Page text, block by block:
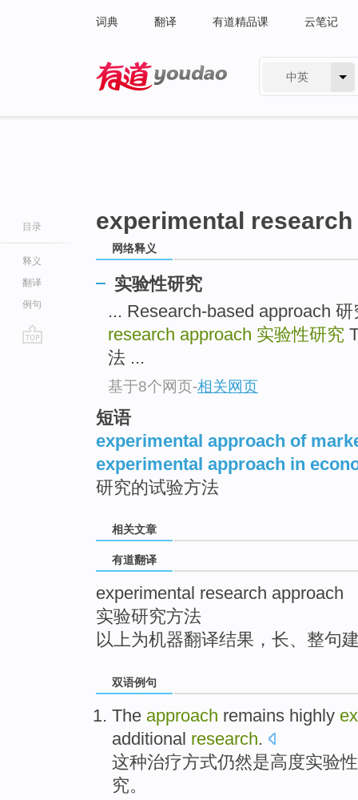
词典 翻译 有道精品课 云笔记
中英
目录
释义
翻译
例句
experimental
网络释义
实验性研究
... Research-based approach
research approach 实验性研究
法 ...
基于8个网页-相关网页
短语
experimental approach of
experimental approach in
研究的试验方法
相关文章
有道翻译
experimental research approach
实验研究方法
以上为机器翻译结果，长、整句
双语例句
The approach remains highly
additional research.
这种治疗方式仍然是高度实验
究。